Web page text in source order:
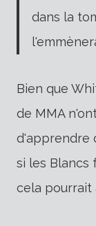
dans la
Bien que
de MMA
d'apprendre
si les Blancs
cela pourrait